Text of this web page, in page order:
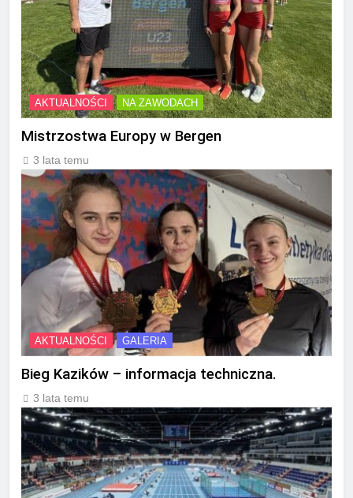
AKTUALNOŚCI NA ZAWODACH
Mistrzostwa Europy w Bergen
3 lata temu
AKTUALNOŚCI GALERIA
Bieg Kazików – informacja techniczna.
3 lata temu